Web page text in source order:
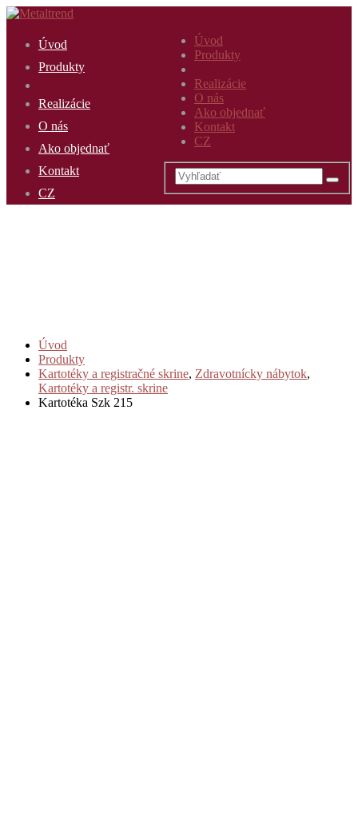
Úvod
Produkty
Realizácie
O nás
Ako objednať
Kontakt
CZ
Úvod
Produkty
Realizácie
O nás
Ako objednať
Kontakt
CZ
Úvod
Produkty
Kartotéky a registračné skrine, Zdravotnícky nábytok,
Kartotéky a registr. skrine
Kartotéka Szk 215